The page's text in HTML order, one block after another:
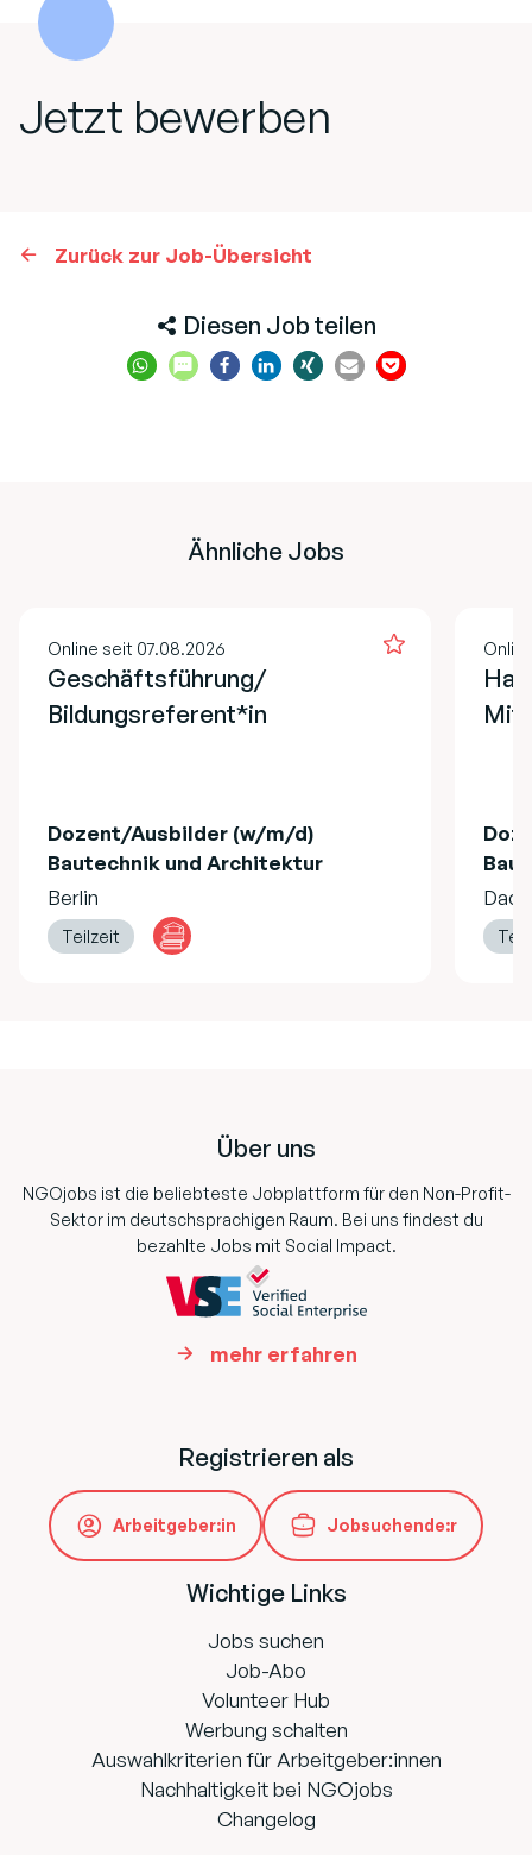
Jetzt bewerben
Zurück zur Job-Übersicht
Diesen Job teilen
Ähnliche Jobs
Online seit 07.08.2026
Geschäftsführung/
Bildungsreferent*in
Dozent/Ausbilder (w/m/d)
Bautechnik und Architektur
Berlin
Teilzeit
Über uns
NGOjobs ist die beliebteste Jobplattform für den Non-Profit-
Sektor im deutschsprachigen Raum. Bei uns findest du
bezahlte Jobs mit Social Impact.
mehr erfahren
Registrieren als
Arbeitgeber:in Jobsuchende:r
Wichtige Links
Jobs suchen
Job-Abo
Volunteer Hub
Werbung schalten
Auswahlkriterien für Arbeitgeber:innen
Nachhaltigkeit bei NGOjobs
Changelog